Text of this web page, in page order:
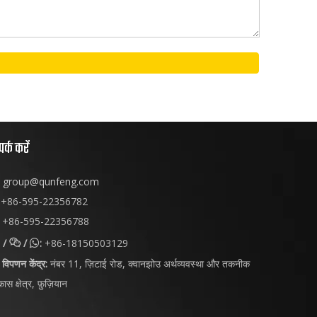
करें
group@qunfeng.com
+86-595-22356782
+86-595-22356788
//: +86-18150503129
विपणन केंद्र: नंबर 11, ज़िटाई रोड, क्वानझोउ अर्थव्यवस्था और तकनीक
क्षेत्र, फ़ुज़ियान